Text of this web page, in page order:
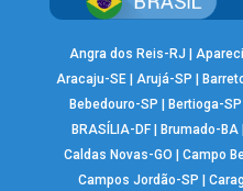
Angra dos Reis-RJ
Aracaju-SE |Arujá-SP
Bebedouro-SP
Bertioga-SP
BRASÍLIA-DF| Brumado-BA|
Caldas Novas-GO
|Campo
Campos Jordão-SP